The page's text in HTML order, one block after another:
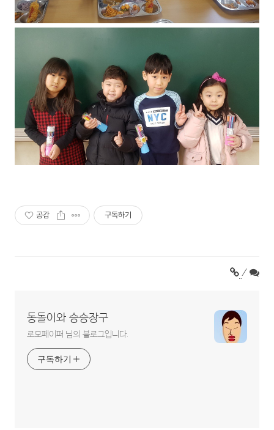
공감 구독하기
/
동돌이와 승승장구
로모페이퍼 님의 블로그입니다.
구독하기